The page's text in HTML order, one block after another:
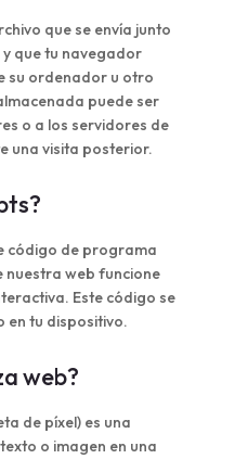
que se envía junto
que tu navegador
su ordenador u otro
puede ser
o a los servidores de
una visita posterior.
código de programa
nuestra web funcione
Este código se
en tu dispositivo.
web?
de píxel) es una
o imagen en una